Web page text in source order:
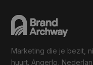
Marketing die je bezit,
huurt. Angerlo,